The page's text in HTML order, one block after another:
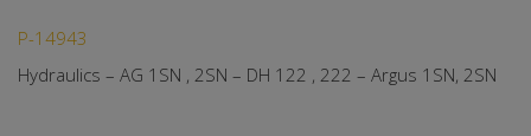
P-14943
Hydraulics – AG 1SN , 2SN – DH 122 , 222 – Argus 1SN, 2SN